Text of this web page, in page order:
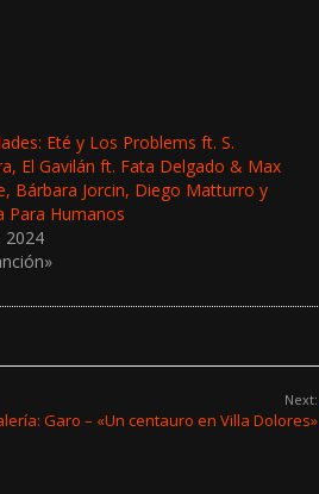
Eté y Los Problems ft. S.
El Gavilán ft. Fata Delgado & Max
Bárbara Jorcin, Diego Matturro y
Para Humanos
2024
Next:
Garo – «Un centauro en Villa Dolores»